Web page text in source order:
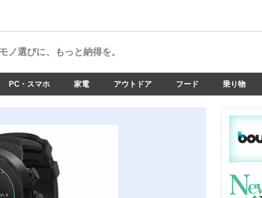
モノ選びに、もっと納得を。
PC・スマホ 家電 アウトドア フード 乗り物